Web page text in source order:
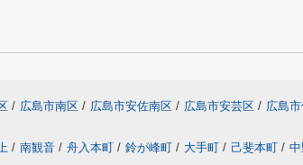
/ 広島市南区 / 広島市安佐南区 / 広島市安芸区 / 広島
/ 南観音 / 舟入本町 / 鈴が峰町 / 大手町 / 己斐本町 /